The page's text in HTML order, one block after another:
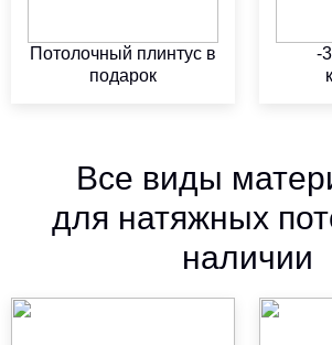
Потолочный плинтус в
подарок
-
Все виды
для натяжных
наличии